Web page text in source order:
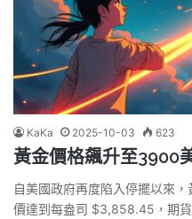
KaKa 2025-10-03 623
黃金價格飆升至3900
自美國政府再度陷入停擺以來
價達到每盎司 $3,858.45，期